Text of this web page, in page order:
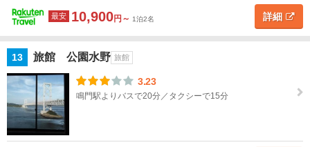
最安 10,900円～ 1泊2名 詳細
13 旅館 公園水野 旅館
3.23
鳴門駅よりバスで20分／タクシーで15分